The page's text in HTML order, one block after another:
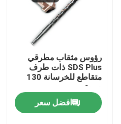
رؤوس مثقاب مطرقي
SDS Plus ذات طرف
متقاطع للخرسانة 130
درجة
افضل سعر